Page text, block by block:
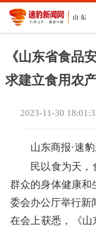
《山东省食品
求建立食用农
2023-11-30
山东商报·速
民以食为天
群众的身体健康和
委会办公厅举行新
在会上获悉，《山